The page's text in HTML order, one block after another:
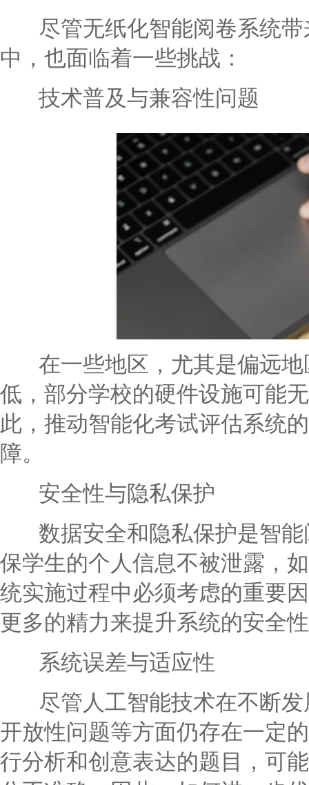
尽管无纸化智能阅卷系统带
中，也面临着一些挑战：
技术普及与兼容性问题
在一些地区，尤其是偏远地
低，部分学校的硬件设施可能
此，推动智能化考试评估系统
障。
安全性与隐私保护
数据安全和隐私保护是智能
保学生的个人信息不被泄露，
统实施过程中必须考虑的重要
更多的精力来提升系统的安全
系统误差与适应性
尽管人工智能技术在不断发
开放性问题等方面仍存在一定
行分析和创意表达的题目，可